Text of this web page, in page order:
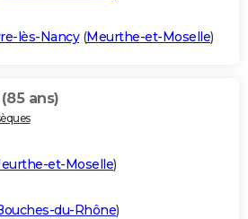
lès-Nancy(Meurthe-et-Moselle)
(85 ans)
et-Moselle)
du-Rhône)